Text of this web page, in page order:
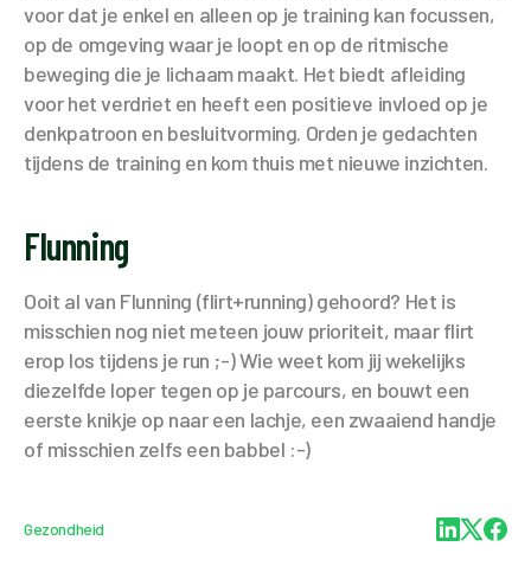
voor dat je enkel en alleen op je training kan focussen,
op de omgeving waar je loopt en op de ritmische
beweging die je lichaam maakt. Het biedt afleiding
voor het verdriet en heeft een positieve invloed op je
denkpatroon en besluitvorming. Orden je gedachten
tijdens de training en kom thuis met nieuwe inzichten.
Flunning
Ooit al van Flunning (flirt+running) gehoord? Het is
misschien nog niet meteen jouw prioriteit, maar flirt
erop los tijdens je run ;-) Wie weet kom jij wekelijks
diezelfde loper tegen op je parcours, en bouwt een
eerste knikje op naar een lachje, een zwaaiend handje
of misschien zelfs een babbel :-)
Gezondheid